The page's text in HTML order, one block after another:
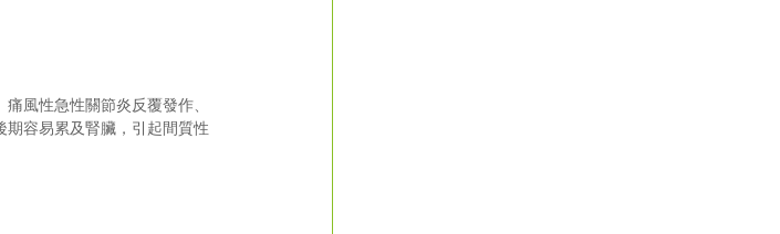
風性急性關節炎反覆發作、
容易累及腎臟，引起間質性